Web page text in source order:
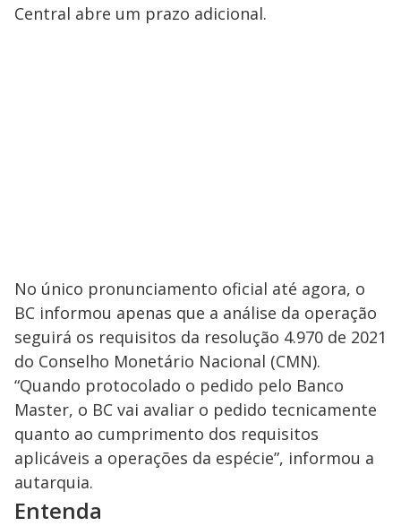
Central abre um prazo adicional.
No único pronunciamento oficial até agora, o
BC informou apenas que a análise da operação
seguirá os requisitos da resolução 4.970 de 2021
do Conselho Monetário Nacional (CMN).
“Quando protocolado o pedido pelo Banco
Master, o BC vai avaliar o pedido tecnicamente
quanto ao cumprimento dos requisitos
aplicáveis a operações da espécie”, informou a
autarquia.
Entenda